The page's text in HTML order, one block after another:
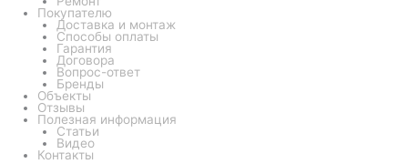
Покупателю
Доставка и монтаж
Способы оплаты
Гарантия
Договора
Вопрос-ответ
Бренды
Объекты
Отзывы
Полезная информация
Статьи
Видео
Контакты